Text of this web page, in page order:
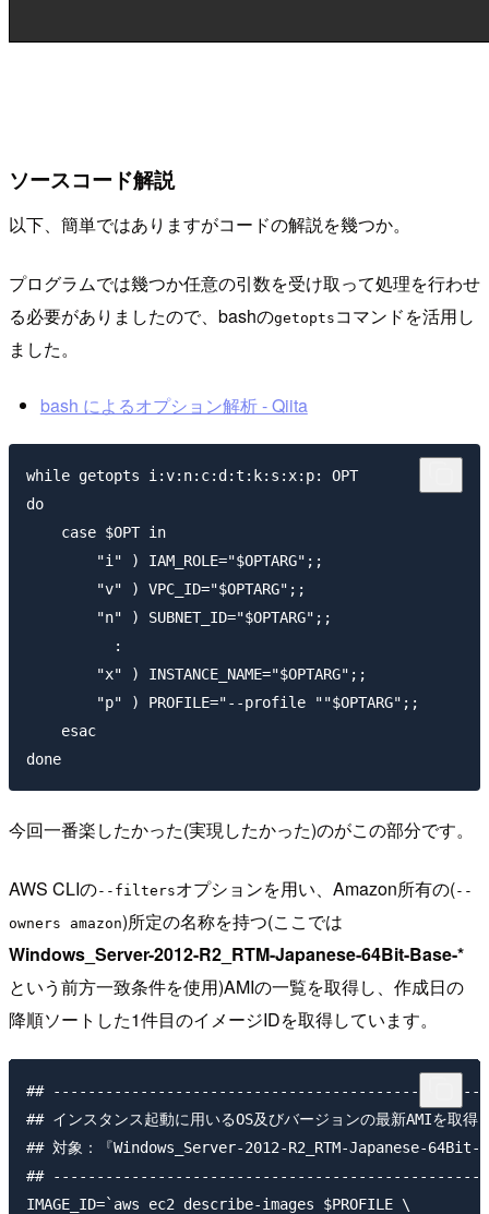
ソースコード解説
以下、簡単ではありますがコードの解説を幾つか。
プログラムでは幾つか任意の引数を受け取って処理を行わせ
る必要がありましたので、bashのgetopts コマンドを活用し
ました。
bash によるオプション解析 - Qiita
while getopts i:v:n:c:d:t:k:s:x:p: OPT
do
    case $OPT in
        "i" ) IAM_ROLE="$OPTARG";;
        "v" ) VPC_ID="$OPTARG";;
        "n" ) SUBNET_ID="$OPTARG";;
          :
        "x" ) INSTANCE_NAME="$OPTARG";;
        "p" ) PROFILE="--profile ""$OPTARG";;
    esac
今回一番楽したかった(実現したかった)のがこの部分です。
AWS CLIの--filtersオプションを用い、Amazon所有の(--
owners amazon)所定の名称を持つ(ここでは
Windows_Server-2012-R2_RTM-Japanese-64Bit-Base-*
という前方一致条件を使用)AMIの一覧を取得し、作成日の
降順ソートした1件目のイメージIDを取得しています。
##
## インスタンス起動に用いるOS及びバージョンの最新AMIを取得.
## 対象：『Windows_Server-2012-R2_RTM-Japanese-64Bit-
##
IMAGE_ID=`aws ec2 describe-images $PROFILE \